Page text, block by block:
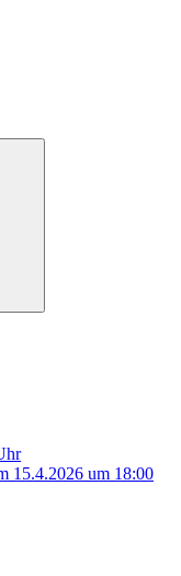
15.4.2026 um 18:00